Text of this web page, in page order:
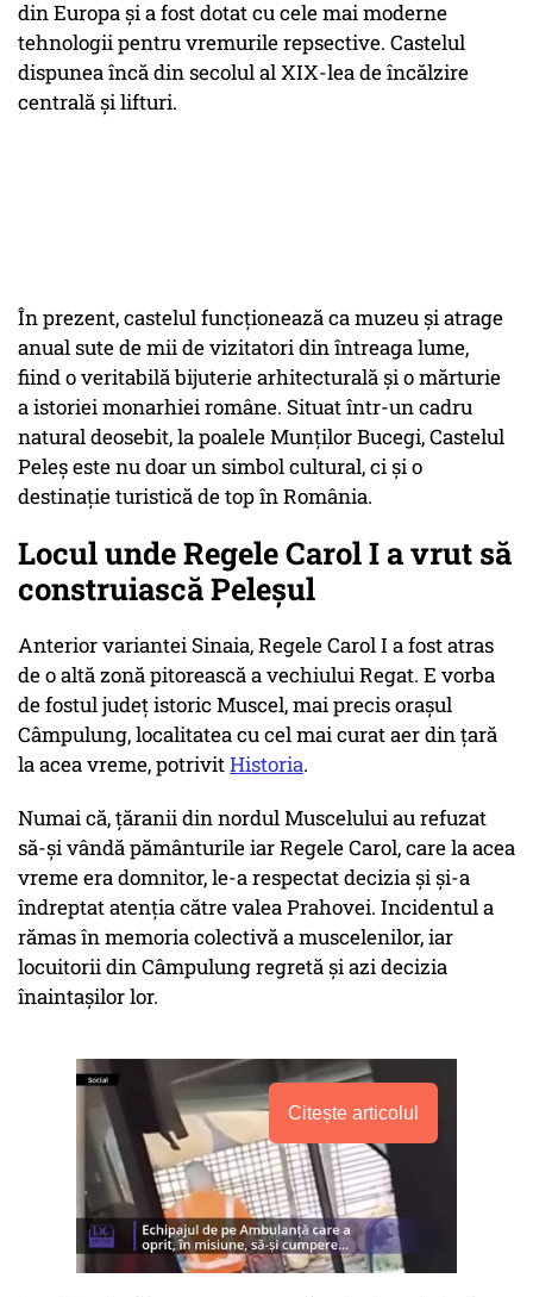
din Europa și a fost dotat cu cele mai moderne
tehnologii pentru vremurile repsective. Castelul
dispunea încă din secolul al XIX-lea de încălzire
centrală și lifturi.
În prezent, castelul funcționează ca muzeu și atrage
anual sute de mii de vizitatori din întreaga lume,
fiind o veritabilă bijuterie arhitecturală și o mărturie
a istoriei monarhiei române. Situat într-un cadru
natural deosebit, la poalele Munților Bucegi, Castelul
Peleș este nu doar un simbol cultural, ci și o
destinație turistică de top în România.
Locul unde Regele Carol I a vrut să
construiască Peleșul
Anterior variantei Sinaia, Regele Carol I a fost atras
de o altă zonă pitorească a vechiului Regat. E vorba
de fostul județ istoric Muscel, mai precis orașul
Câmpulung, localitatea cu cel mai curat aer din țară
la acea vreme, potrivitHistoria.
Numai că, țăranii din nordul Muscelului au refuzat
să-și vândă pământurile iar Regele Carol, care la acea
vreme era domnitor, le-a respectat decizia și și-a
îndreptat atenția către valea Prahovei. Incidentul a
rămas în memoria colectivă a muscelenilor, iar
locuitorii din Câmpulung regretă și azi decizia
înaintașilor lor.
Citește articolul